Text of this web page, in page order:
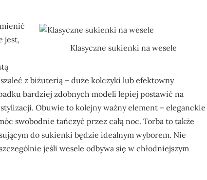
Klasyczne sukienki na wesele
jest,
z biżuterią – duże kolczyki lub efektowny
bardziej zdobnych modeli lepiej postawić na
Obuwie to kolejny ważny element – eleganckie
swobodnie tańczyć przez całą noc. Torba to także
do sukienki będzie idealnym wyborem. Nie
jeśli wesele odbywa się w chłodniejszym